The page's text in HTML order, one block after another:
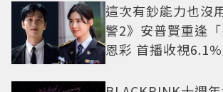
這次有鈔能力也沒
警2》安普賢重逢
恩彩 首播收視